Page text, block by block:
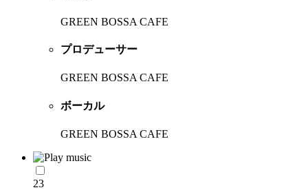
GREEN BOSSA CAFE
プロデューサー
GREEN BOSSA CAFE
ボーカル
GREEN BOSSA CAFE
23